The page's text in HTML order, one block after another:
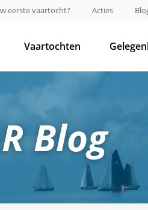
eerste vaartocht? Acties
Vaartochten
Blog